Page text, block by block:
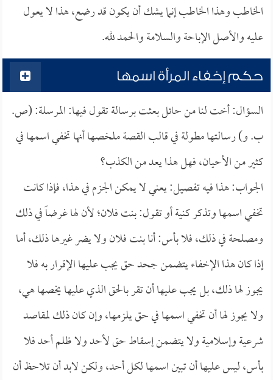
الخاطب وهذا الخاطب إنما يشك أن يكون قد رضع، هذا لا يعول
عليه والأصل الإباحة والسلامة والحمد لله.
حكم إخفاء المرأة اسمها
السؤال: أخت لنا من حائل بعثت برسالة تقول فيها: المرسلة: (ص.
ب. و) رسالتها مطولة في قالب القصة ملخصها أنها تخفي اسمها في
كثير من الأحيان، فهل هذا يعد من الكذب؟
الجواب: هذا فيه تفصيل: يعني لا يمكن الجزم في هذا، فإذا كانت
تخفي اسمها وتذكر كنية أو تقول: بنت فلان؛ لأن لها غرضاً في ذلك
ومصلحة في ذلك، فلا بأس: أنا بنت فلان ولا يضر غيرها ذلك، أما
إذا كان هذا الإخفاء يتضمن جحد حق يجب عليها الإقرار به فلا
يجوز لها ذلك، بل يجب عليها أن تقر بالحق الذي عليها يخصها هي،
ولا يجوز لها أن تخفي اسمها في حق يلزمها، وإن كان ذلك لمقاصد
شرعية وإسلامية ولا يتضمن إسقاط حق لأحد ولا ظلم أحد فلا
بأس، ليس عليها أن تبين اسمها لكل أحد، ولكن لابد أن تلاحظ أن